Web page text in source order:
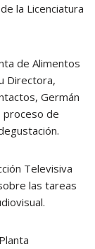
la Licenciatura
de Alimentos
Directora,
Germán
proceso de
Televisiva
las tareas